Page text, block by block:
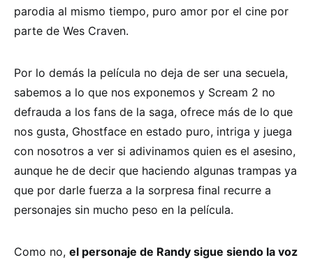
parodia al mismo tiempo, puro amor por el cine por
parte de Wes Craven.
Por lo demás la película no deja de ser una secuela,
sabemos a lo que nos exponemos y Scream 2 no
defrauda a los fans de la saga, ofrece más de lo que
nos gusta, Ghostface en estado puro, intriga y juega
con nosotros a ver si adivinamos quien es el asesino,
aunque he de decir que haciendo algunas trampas ya
que por darle fuerza a la sorpresa final recurre a
personajes sin mucho peso en la película.
Como no, el personaje de Randy sigue siendo la voz